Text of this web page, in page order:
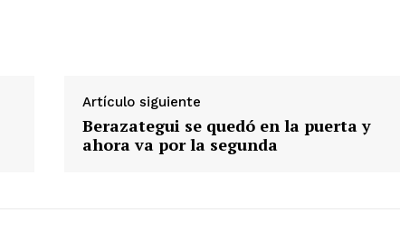
Artículo siguiente
Berazategui se quedó en la puerta y
ahora va por la segunda